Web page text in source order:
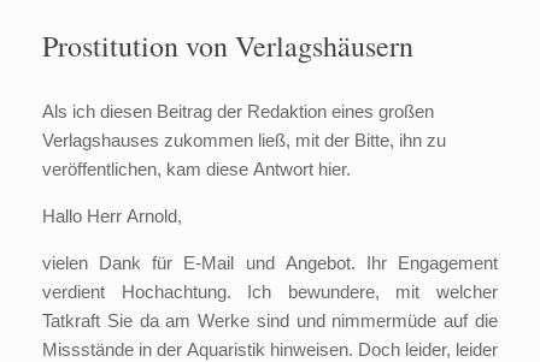
Prostitution von Verlagshäusern
Als ich diesen Beitrag der Redaktion eines großen
Verlagshauses zukommen ließ, mit der Bitte, ihn zu
veröffentlichen, kam diese Antwort hier.
Hallo Herr Arnold,
vielen Dank für E-Mail und Angebot. Ihr Engagement
verdient Hochachtung. Ich bewundere, mit welcher
Tatkraft Sie da am Werke sind und nimmermüde auf die
Missstände in der Aquaristik hinweisen. Doch leider, leider